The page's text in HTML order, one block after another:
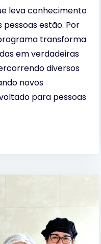
leva conhecimento
estão. Por
transforma
em verdadeiras
diversos
novos
para pessoas